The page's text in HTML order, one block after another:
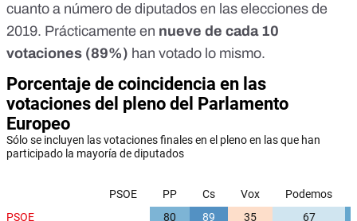
cuanto a número de diputados en las elecciones de
2019. Prácticamente en nueve de cada 10
votaciones (89%) han votado lo mismo.